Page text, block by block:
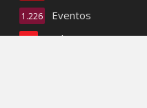
Eventos
1.226
Fashion
337